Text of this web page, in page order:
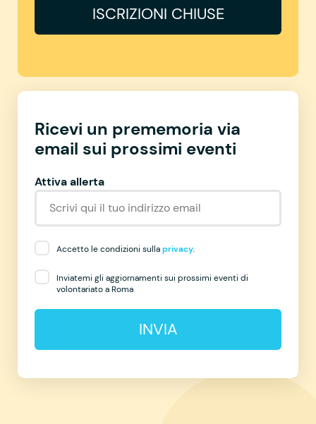
ISCRIZIONI CHIUSE
Ricevi un prememoria via
email sui prossimi eventi
Attiva allerta
Accetto le condizioni sullaprivacy.
Inviatemi gli aggiornamenti sui prossimi eventi di
volontariato a Roma
INVIA